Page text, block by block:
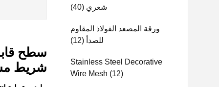
شعري (40)
ورقة المصعد الفولاذ المقاوم
للصدأ (12)
Stainless Steel Decorative
Wire Mesh (12) شريط